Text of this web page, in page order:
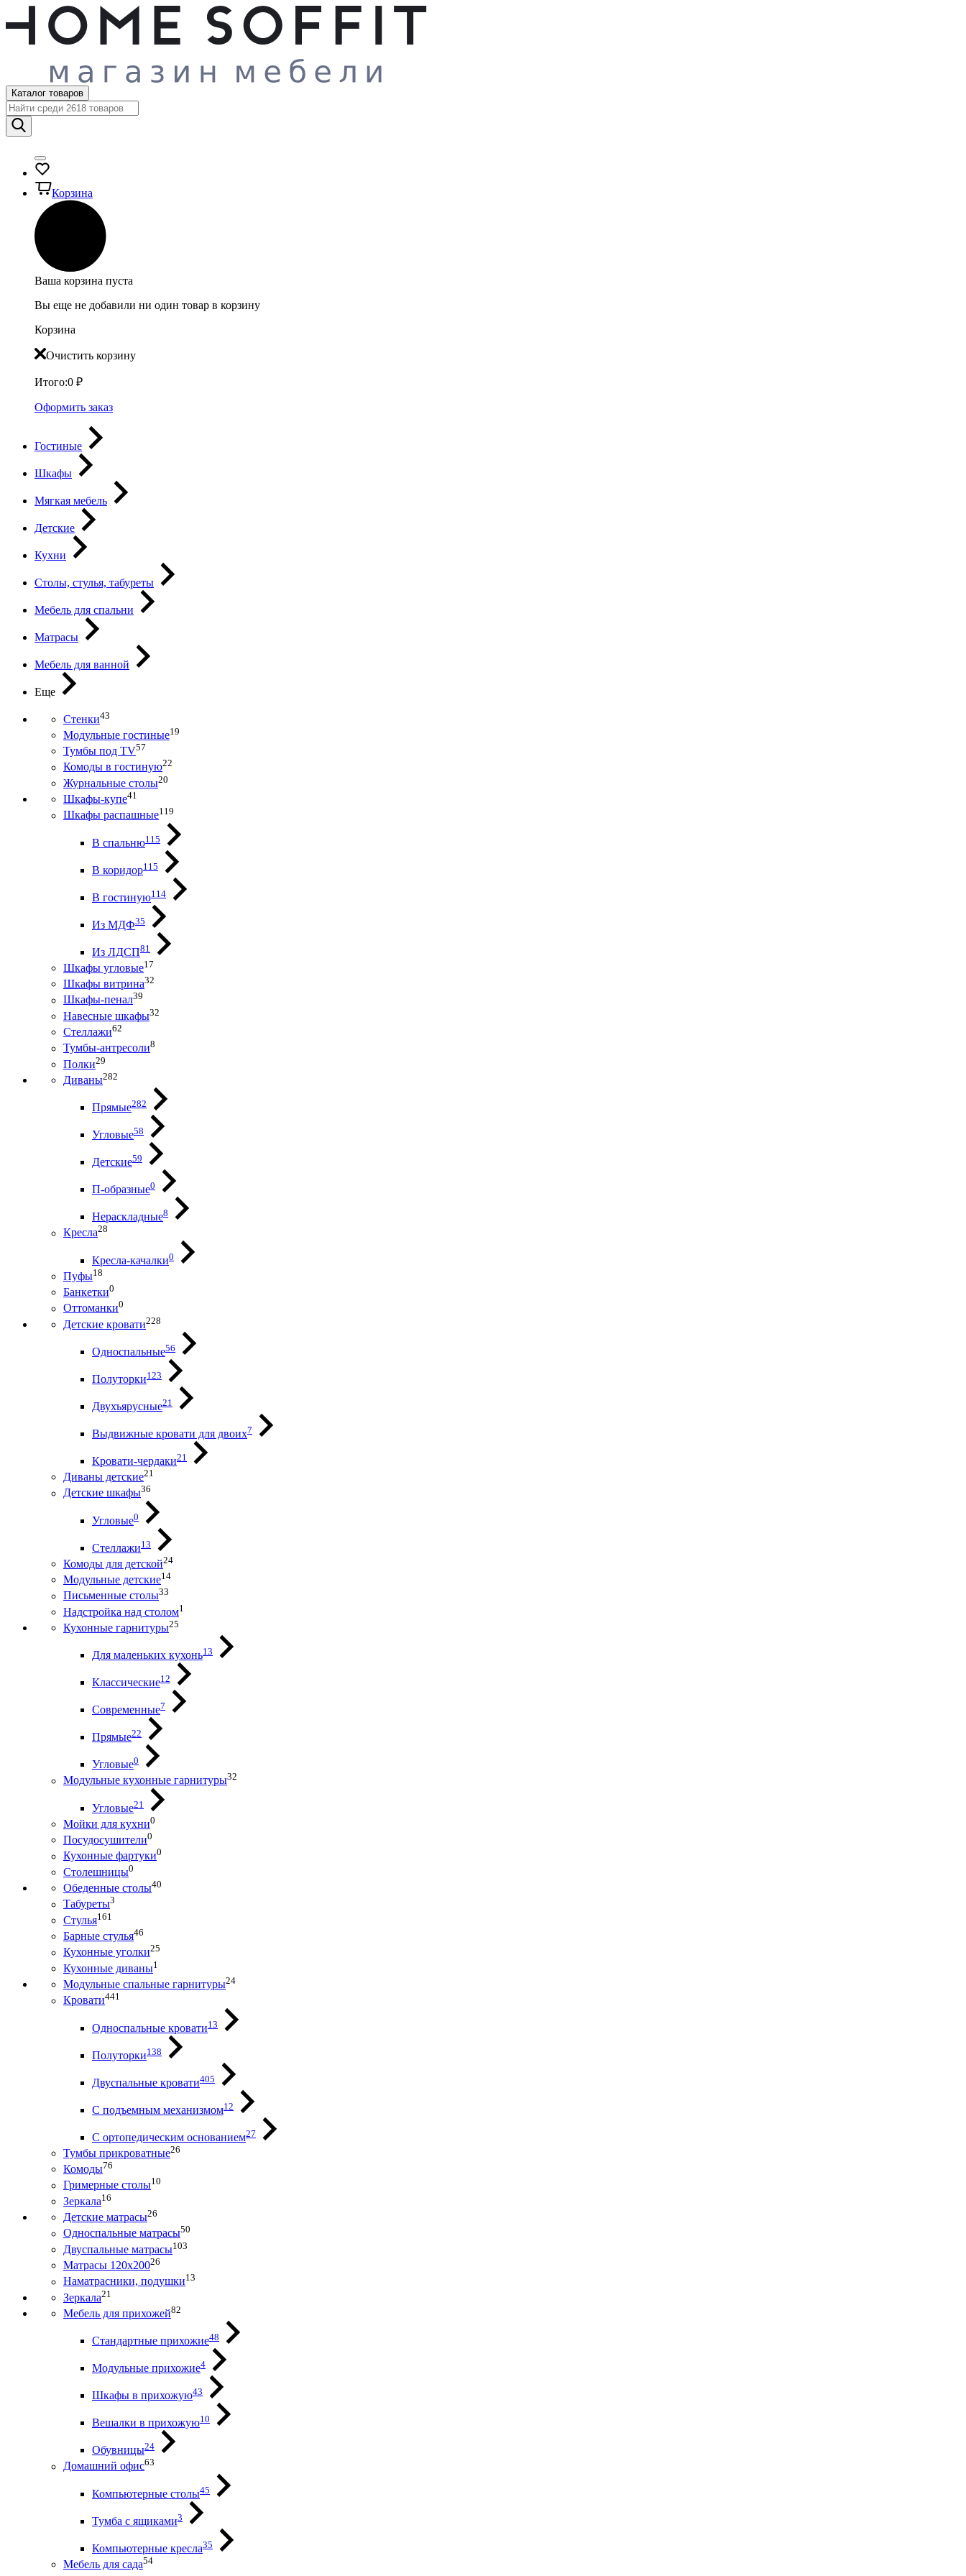
Каталог товаров
Корзина
Ваша корзина пуста
Вы еще не добавили ни один товар в корзину
Корзина
Очистить корзину
Итого:0 ₽
Оформить заказ
Гостиные
Шкафы
Мягкая мебель
Детские
Кухни
Столы, стулья, табуреты
Мебель для спальни
Матрасы
Мебель для ванной
Еще
Стенки43
Модульные гостиные19
Тумбы под ТV57
Комоды в гостиную22
Журнальные столы20
Шкафы-купе41
Шкафы распашные119
В спальню115
В коридор115
В гостиную114
Из МДФ35
Из ЛДСП81
Шкафы угловые17
Шкафы витрина32
Шкафы-пенал39
Навесные шкафы32
Стеллажи62
Тумбы-антресоли8
Полки29
Диваны282
Прямые282
Угловые58
Детские59
П-образные0
Нераскладные8
Кресла28
Кресла-качалки0
Пуфы18
Банкетки0
Оттоманки0
Детские кровати228
Односпальные56
Полуторки123
Двухъярусные21
Выдвижные кровати для двоих7
Кровати-чердаки21
Диваны детские21
Детские шкафы36
Угловые0
Стеллажи13
Комоды для детской24
Модульные детские14
Письменные столы33
Надстройка над столом1
Кухонные гарнитуры25
Для маленьких кухонь13
Классические12
Современные7
Прямые22
Угловые0
Модульные кухонные гарнитуры32
Угловые21
Мойки для кухни0
Посудосушители0
Кухонные фартуки0
Столешницы0
Обеденные столы40
Табуреты3
Стулья161
Барные стулья46
Кухонные уголки25
Кухонные диваны1
Модульные спальные гарнитуры24
Кровати441
Односпальные кровати13
Полуторки138
Двуспальные кровати405
С подъемным механизмом12
С ортопедическим основанием27
Тумбы прикроватные26
Комоды76
Гримерные столы10
Зеркала16
Детские матрасы26
Односпальные матрасы50
Двуспальные матрасы103
Матрасы 120х20026
Наматрасники, подушки13
Зеркала21
Мебель для прихожей82
Стандартные прихожие48
Модульные прихожие4
Шкафы в прихожую43
Вешалки в прихожую10
Обувницы24
Домашний офис63
Компьютерные столы45
Тумба с ящиками3
Компьютерные кресла35
Мебель для сада54